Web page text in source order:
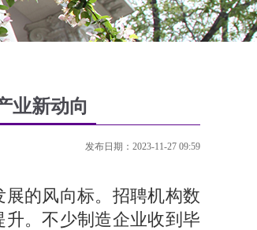
业新动向
发布日期：2023-11-27 09:59
的风向标。招聘机构数
。不少制造企业收到毕